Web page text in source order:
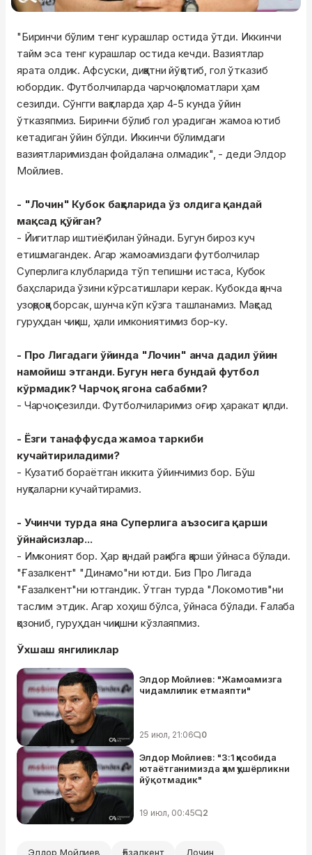
"Биринчи бўлим тенг курашлар остида ўтди. Иккинчи
тайм эса тенг курашлар остида кечди. Вазиятлар
ярата олдик. Афсуски, диққатни йўқотиб, гол ўтказиб
юбордик. Футболчиларда чарчоқ аломатлари ҳам
сезилди. Сўнгги вақтларда ҳар 4-5 кунда ўйин
ўтказяпмиз. Биринчи бўлиб гол урадиган жамоа ютиб
кетадиган ўйин бўлди. Иккинчи бўлимдаги
вазиятларимиздан фойдалана олмадик", - деди Элдор
Мойлиев.
- "Лочин" Кубок баҳсларида ўз олдига қандай
мақсад қўйган?
- Йигитлар иштиёқ билан ўйнади. Бугун бироз куч
етишмагандек. Агар жамоамиздаги футболчилар
Суперлига клубларида тўп тепишни истаса, Кубок
баҳсларида ўзини кўрсатишлари керак. Кубокда қанча
узоқроққа борсак, шунча кўп кўзга ташланамиз. Мақсад
гуруҳдан чиқиш, ҳали имкониятимиз бор-ку.
- Про Лигадаги ўйинда "Лочин" анча дадил ўйин
намойиш этганди. Бугун нега бундай футбол
кўрмадик? Чарчоқ ягона сабабми?
- Чарчоқ сезилди. Футболчиларимиз оғир ҳаракат қилди.
- Ёзги танаффусда жамоа таркиби
кучайтириладими?
- Кузатиб бораётган иккита ўйинчимиз бор. Бўш
нуқталарни кучайтирамиз.
- Учинчи турда яна Суперлига аъзосига қарши
ўйнайсизлар...
- Имконият бор. Ҳар қандай рақибга қарши ўйнаса бўлади.
"Ғазалкент" "Динамо"ни ютди. Биз Про Лигада
"Ғазалкент"ни ютгандик. Ўтган турда "Локомотив"ни
таслим этдик. Агар хоҳиш бўлса, ўйнаса бўлади. Ғалаба
қозониб, гуруҳдан чиқишни кўзлаяпмиз.
Ўхшаш янгиликлар
Элдор Мойлиев: "Жамоамизга
чидамлилик етмаяпти"
25 июл, 21:06 0
Элдор Мойлиев: "3:1 ҳисобида
ютаётганимизда ҳам ҳушёрликни
йўқотмадик"
19 июл, 00:45 2
Элдор Мойлиев Ғазалкент Лочин